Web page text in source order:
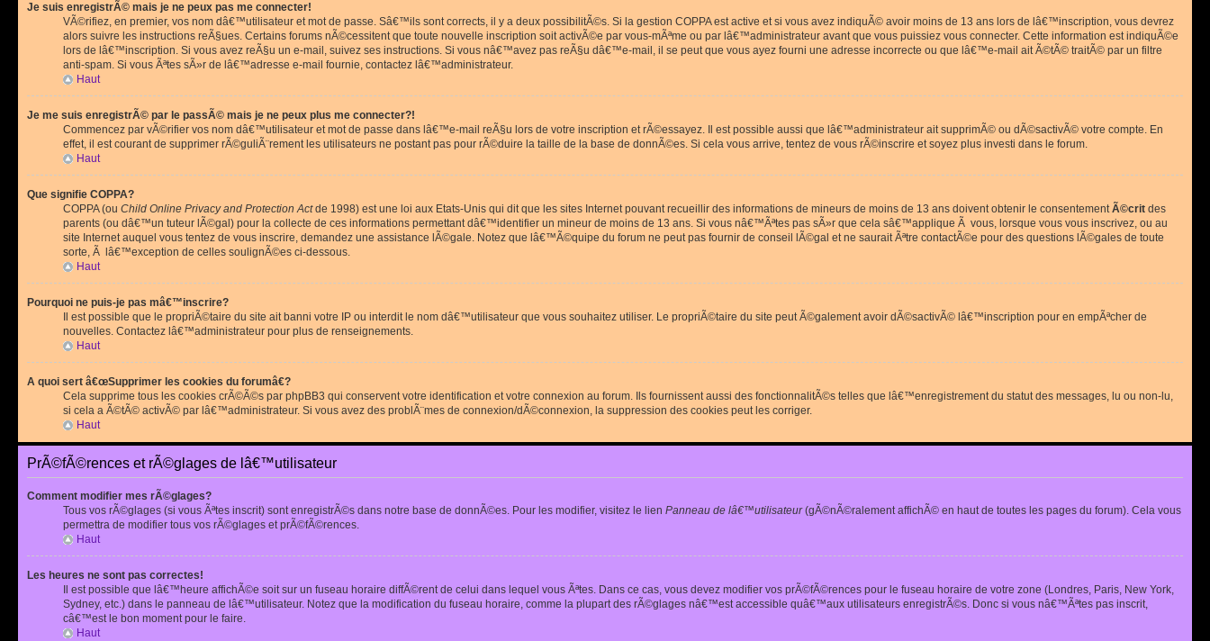
Je suis enregistrÃ© mais je ne peux pas me connecter!
VÃ©rifiez, en premier, vos nom dâ€™utilisateur et mot de passe. Sâ€™ils sont corrects, il y a deux possibilitÃ©s. Si la gestion COPPA est active et si vous avez indiquÃ© avoir moins de 13 ans lors de lâ€™inscription, vous devrez
alors suivre les instructions reÃ§ues. Certains forums nÃ©cessitent que toute nouvelle inscription soit activÃ©e par vous-mÃªme ou par lâ€™administrateur avant que vous puissiez vous connecter. Cette information est indiquÃ©e
lors de lâ€™inscription. Si vous avez reÃ§u un e-mail, suivez ses instructions. Si vous nâ€™avez pas reÃ§u dâ€™e-mail, il se peut que vous ayez fourni une adresse incorrecte ou que lâ€™e-mail ait Ã©tÃ© traitÃ© par un filtre
anti-spam. Si vous Ãªtes sÃ»r de lâ€™adresse e-mail fournie, contactez lâ€™administrateur.
Haut
Je me suis enregistrÃ© par le passÃ© mais je ne peux plus me connecter?!
Commencez par vÃ©rifier vos nom dâ€™utilisateur et mot de passe dans lâ€™e-mail reÃ§u lors de votre inscription et rÃ©essayez. Il est possible aussi que lâ€™administrateur ait supprimÃ© ou dÃ©sactivÃ© votre compte. En
effet, il est courant de supprimer rÃ©guliÃ¨rement les utilisateurs ne postant pas pour rÃ©duire la taille de la base de donnÃ©es. Si cela vous arrive, tentez de vous rÃ©inscrire et soyez plus investi dans le forum.
Haut
Que signifie COPPA?
COPPA (ou Child Online Privacy and Protection Actde 1998) est une loi aux Etats-Unis qui dit que les sites Internet pouvant recueillir des informations de mineurs de moins de 13 ans doivent obtenir le consentementÃ©crit des
parents (ou dâ€™un tuteur lÃ©gal) pour la collecte de ces informations permettant dâ€™identifier un mineur de moins de 13 ans. Si vous nâ€™Ãªtes pas sÃ»r que cela sâ€™applique Ã vous, lorsque vous vous inscrivez, ou au
site Internet auquel vous tentez de vous inscrire, demandez une assistance lÃ©gale. Notez que lâ€™Ã©quipe du forum ne peut pas fournir de conseil lÃ©gal et ne saurait Ãªtre contactÃ©e pour des questions lÃ©gales de toute
sorte, Ã lâ€™exception de celles soulignÃ©es ci-dessous.
Haut
Pourquoi ne puis-je pas mâ€™inscrire?
Il est possible que le propriÃ©taire du site ait banni votre IP ou interdit le nom dâ€™utilisateur que vous souhaitez utiliser. Le propriÃ©taire du site peut Ã©galement avoir dÃ©sactivÃ© lâ€™inscription pour en empÃªcher de
nouvelles. Contactez lâ€™administrateur pour plus de renseignements.
Haut
A quoi sert â€œSupprimer les cookies du forumâ€?
Cela supprime tous les cookies crÃ©Ã©s par phpBB3 qui conservent votre identification et votre connexion au forum. Ils fournissent aussi des fonctionnalitÃ©s telles que lâ€™enregistrement du statut des messages, lu ou non-lu,
si cela a Ã©tÃ© activÃ© par lâ€™administrateur. Si vous avez des problÃ¨mes de connexion/dÃ©connexion, la suppression des cookies peut les corriger.
Haut
PrÃ©fÃ©rences et rÃ©glages de lâ€™utilisateur
Comment modifier mes rÃ©glages?
Tous vos rÃ©glages (si vous Ãªtes inscrit) sont enregistrÃ©s dans notre base de donnÃ©es. Pour les modifier, visitez le lien Panneau de lâ€™utilisateur(gÃ©nÃ©ralement affichÃ© en haut de toutes les pages du forum). Cela vous
permettra de modifier tous vos rÃ©glages et prÃ©fÃ©rences.
Haut
Les heures ne sont pas correctes!
Il est possible que lâ€™heure affichÃ©e soit sur un fuseau horaire diffÃ©rent de celui dans lequel vous Ãªtes. Dans ce cas, vous devez modifier vos prÃ©fÃ©rences pour le fuseau horaire de votre zone (Londres, Paris, New York,
Sydney, etc.) dans le panneau de lâ€™utilisateur. Notez que la modification du fuseau horaire, comme la plupart des rÃ©glages nâ€™est accessible quâ€™aux utilisateurs enregistrÃ©s. Donc si vous nâ€™Ãªtes pas inscrit,
câ€™est le bon moment pour le faire.
Haut